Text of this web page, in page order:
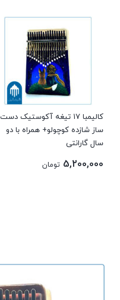
کالیمبا ۱۷ تیغه آکوستیک دست
ساز شازده کوچولو+ همراه با دو
سال گارانتی
5,200,000 تومان